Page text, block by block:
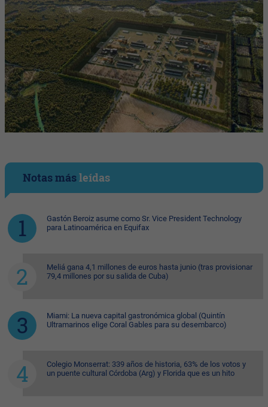
Notas másleídas
Gastón Beroiz asume como Sr. Vice President Technology
para Latinoamérica en Equifax
Meliá gana 4,1 millones de euros hasta junio (tras provisionar
79,4 millones por su salida de Cuba)
Miami: La nueva capital gastronómica global (Quintín
Ultramarinos elige Coral Gables para su desembarco)
Colegio Monserrat: 339 años de historia, 63% de los votos y
un puente cultural Córdoba (Arg) y Florida que es un hito